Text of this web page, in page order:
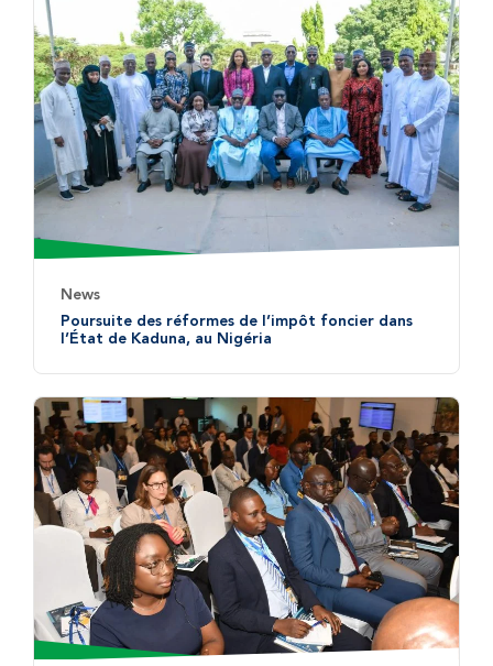
News
Poursuite des réformes de l’impôt foncier dans
l’État de Kaduna, au Nigéria